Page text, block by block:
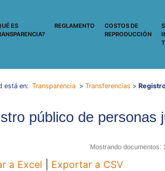
ES
REGLAMENTO
COSTOS DE
REPRODUCCIÓN
está en: Transparencia > Transferencias >
público de
Mostrando documentos:
a Excel
Exportar a CSV